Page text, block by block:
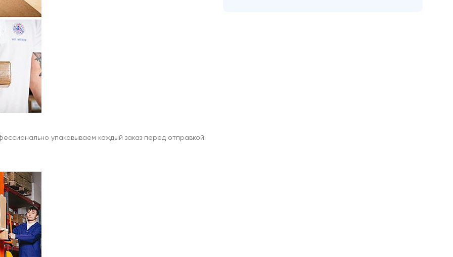
упаковываем каждый заказ перед отправкой.